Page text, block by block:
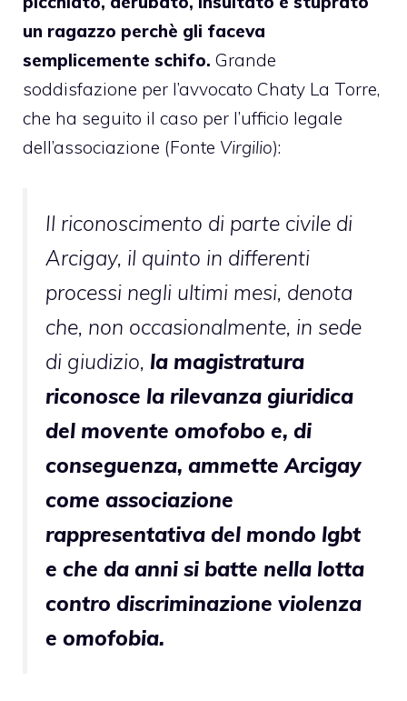
un ragazzo perchè gli faceva
semplicemente schifo. Grande
soddisfazione per l’avvocato Chaty La Torre,
che ha seguito il caso per l’ufficio legale
dell’associazione (Fonte Virgilio):
Il riconoscimento di parte civile di
Arcigay, il quinto in differenti
processi negli ultimi mesi, denota
che, non occasionalmente, in sede
di giudizio, la magistratura
riconosce la rilevanza giuridica
del movente omofobo e, di
conseguenza, ammette Arcigay
come associazione
rappresentativa del mondo lgbt
e che da anni si batte nella lotta
contro discriminazione violenza
e omofobia.